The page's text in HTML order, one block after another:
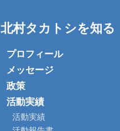
北村タカトシを知る
プロフィール
メッセージ
政策
活動実績
活動実績